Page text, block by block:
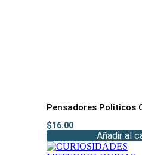
Pensadores Politicos
$16.00
Añadir al